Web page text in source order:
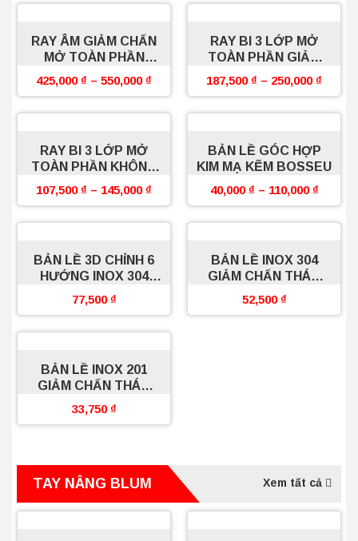
RAY ÂM GIẢM CHẤN
MỞ TOÀN PHẦN
BOSSEU
425,000 ₫ – 550,000 ₫
RAY BI 3 LỚP MỞ
TOÀN PHẦN GIẢM
CHẤN CAO CẤP
BOSSEU
187,500 ₫ – 250,000 ₫
RAY BI 3 LỚP MỞ
TOÀN PHẦN KHÔNG
GIẢM CHẤN CAO
CẤP BOSSEU
107,500 ₫ – 145,000 ₫
BẢN LỀ GÓC HỢP
KIM MẠ KẼM BOSSEU
40,000 ₫ – 110,000 ₫
BẢN LỀ 3D CHỈNH 6
HƯỚNG INOX 304
GIẢM CHẤN THÁO
LẮP NHANH
77,500 ₫
BẢN LỀ INOX 304
GIẢM CHẤN THÁO
LẮP THƯỜNG
BOSSEU
52,500 ₫
BẢN LỀ INOX 201
GIẢM CHẤN THÁO
LẮP NHANH BOSSEU
33,750 ₫
TAY NÂNG BLUM Xem tất cả